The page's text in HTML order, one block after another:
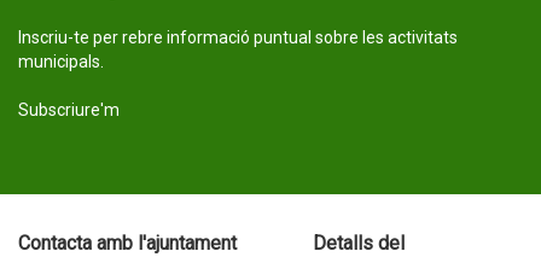
Inscriu-te per rebre informació puntual sobre les activitats
municipals.
Subscriure'm
Contacta amb l'ajuntament Detalls del